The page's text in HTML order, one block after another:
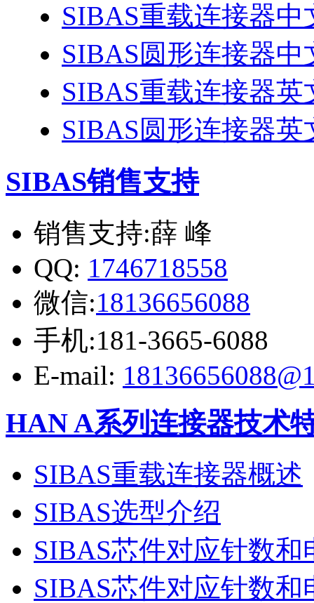
SIBAS重载连接器中
SIBAS圆形连接器中
SIBAS重载连接器英
SIBAS圆形连接器英
SIBAS销售支持
销售支持:薛 峰
QQ: 1746718558
微信:18136656088
手机:181-3665-6088
E-mail:
HAN A系列连接器技术
SIBAS重载连接器概述
SIBAS选型介绍
SIBAS芯件对应针数
SIBAS芯件对应针数